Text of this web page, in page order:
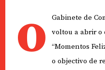
o
Gabinete de
voltou a abrir o
“Momentos
o objectivo de